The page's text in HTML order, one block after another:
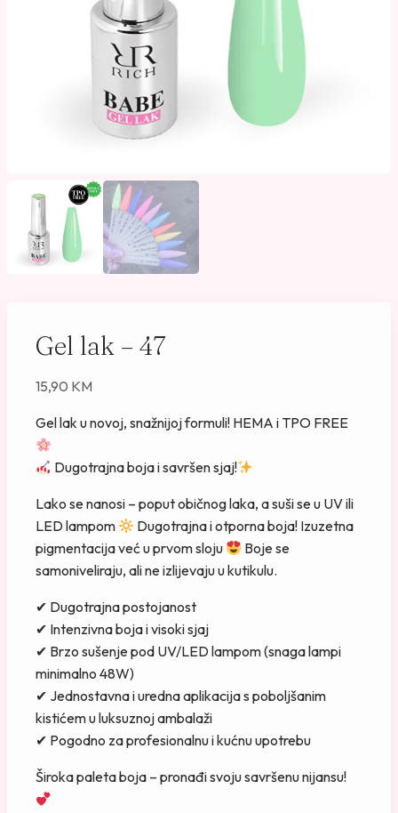
Gel lak – 47
15,90 KM
Gel lak u novoj, snažnijoj formuli! HEMA i TPO FREE
Dugotrajna boja i savršen sjaj!
Lako se nanosi – poput običnog laka, a suši se u UV ili
LED lampom
Dugotrajna i otporna boja! Izuzetna
pigmentacija već u prvom sloju
Boje se
samoniveliraju, ali ne izlijevaju u kutikulu.
✔ Dugotrajna postojanost
✔ Intenzivna boja i visoki sjaj
✔ Brzo sušenje pod UV/LED lampom (snaga lampi
minimalno 48W)
✔ Jednostavna i uredna aplikacija s poboljšanim
kistićem u luksuznoj ambalaži
✔ Pogodno za profesionalnu i kućnu upotrebu
Široka paleta boja – pronađi svoju savršenu nijansu!